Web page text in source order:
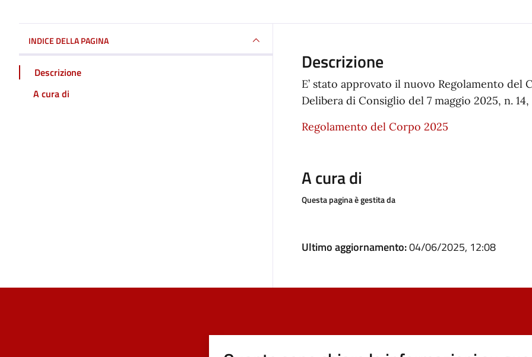
INDICE DELLA PAGINA
Descrizione
A cura di
Descrizione
E’ stato approvato il nuovo Regolamento
Delibera di Consiglio del 7 maggio 2025, n.
Regolamento del Corpo 2025
A cura di
Questa pagina è gestita da
Ultimo aggiornamento:04/06/2025, 12:08